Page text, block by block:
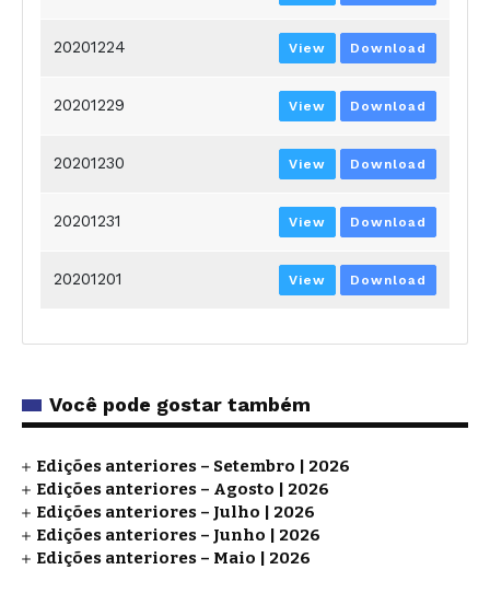
20201224 View Download
20201229 View Download
20201230 View Download
20201231 View Download
20201201 View Download
Você pode gostar também
Edições anteriores – Setembro | 2026
Edições anteriores – Agosto | 2026
Edições anteriores – Julho | 2026
Edições anteriores – Junho | 2026
Edições anteriores – Maio | 2026